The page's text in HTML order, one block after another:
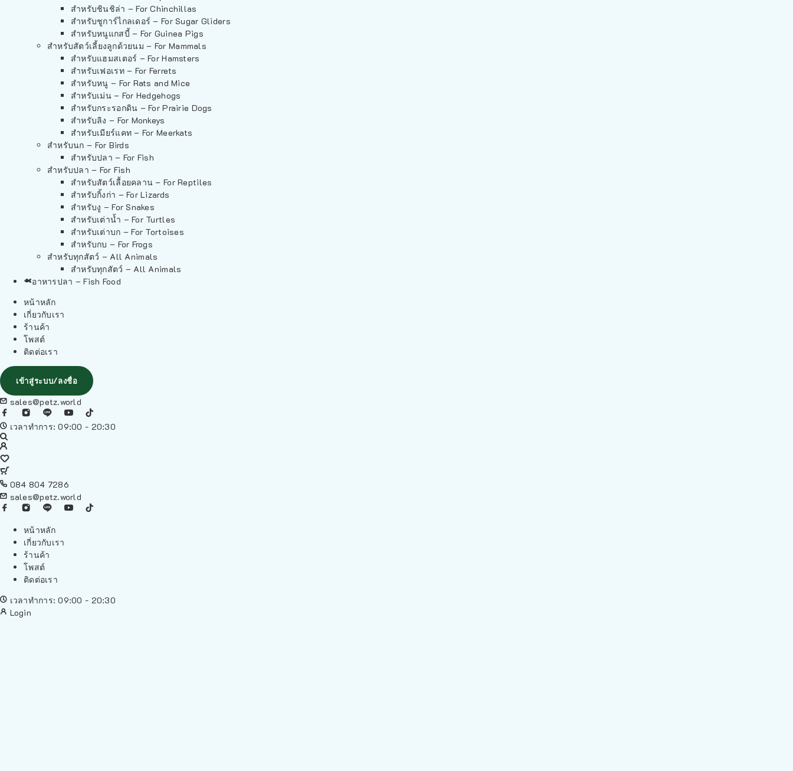
สำหรับชินชิล่า – For Chinchillas
สำหรับชูการ์ไกลเดอร์ – For Sugar Gliders
สำหรับหนูแกสบี้ – For Guinea Pigs
สำหรับสัตว์เลี้ยงลูกด้วยนม – For Mammals
สำหรับแฮมสเตอร์ – For Hamsters
สำหรับเฟอเรท – For Ferrets
สำหรับหนู – For Rats and Mice
สำหรับเม่น – For Hedgehogs
สำหรับกระรอกดิน – For Prairie Dogs
สำหรับลิง – For Monkeys
สำหรับเมียร์แคท – For Meerkats
สำหรับนก – For Birds
สำหรับปลา – For Fish
สำหรับปลา – For Fish
สำหรับสัตว์เลื้อยคลาน – For Reptiles
สำหรับกิ้งก่า – For Lizards
สำหรับงู – For Snakes
สำหรับเต่าน้ำ – For Turtles
สำหรับเต่าบก – For Tortoises
สำหรับกบ – For Frogs
สำหรับทุกสัตว์ – All Animals
สำหรับทุกสัตว์ – All Animals
อาหารปลา – Fish Food
หน้าหลัก
เกี่ยวกับเรา
ร้านค้า
โพสต์
ติดต่อเรา
เข้าสู่ระบบ/ลงชื่อ
sales@petz.world
เวลาทำการ: 09:00 - 20:30
084 804 7286
sales@petz.world
หน้าหลัก
เกี่ยวกับเรา
ร้านค้า
โพสต์
ติดต่อเรา
เวลาทำการ: 09:00 - 20:30
Login